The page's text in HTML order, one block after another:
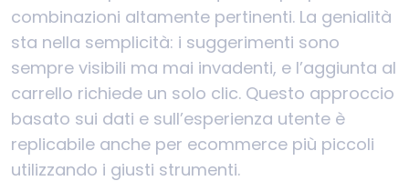
combinazioni altamente pertinenti. La genialità
sta nella semplicità: i suggerimenti sono
sempre visibili ma mai invadenti, e l’aggiunta al
carrello richiede un solo clic. Questo approccio
basato sui dati e sull’esperienza utente è
replicabile anche per ecommerce più piccoli
utilizzando i giusti strumenti.